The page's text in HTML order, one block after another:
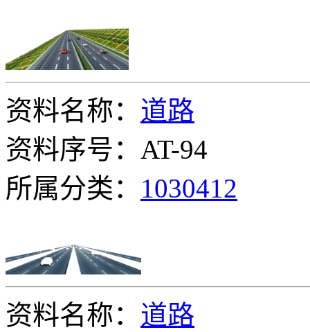
资料名称： 道路
资料序号：AT-94
所属分类： 1030412
资料名称： 道路